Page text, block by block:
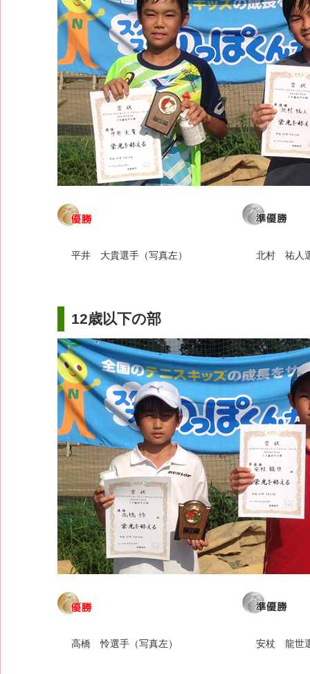
平井 大貴選手（写真左） 北村 祐人
12歳以下の部
高橋 怜選手（写真左） 安杖 龍世